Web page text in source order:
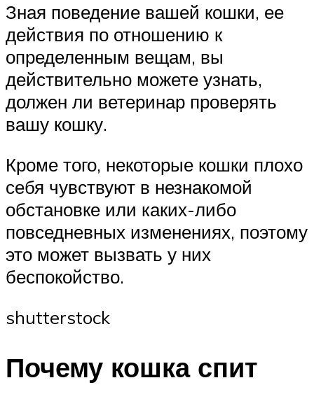
Зная поведение вашей кошки, ее
действия по отношению к
определенным вещам, вы
действительно можете узнать,
должен ли ветеринар проверять
вашу кошку.
Кроме того, некоторые кошки плохо
себя чувствуют в незнакомой
обстановке или каких-либо
повседневных изменениях, поэтому
это может вызвать у них
беспокойство.
shutterstock
Почему кошка спит